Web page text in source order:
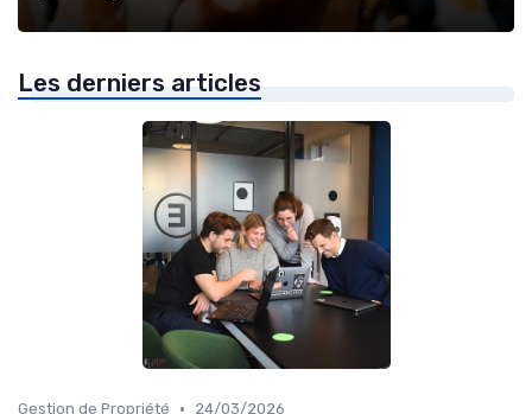
Les derniers articles
Gestion de Propriété • 24/03/2026